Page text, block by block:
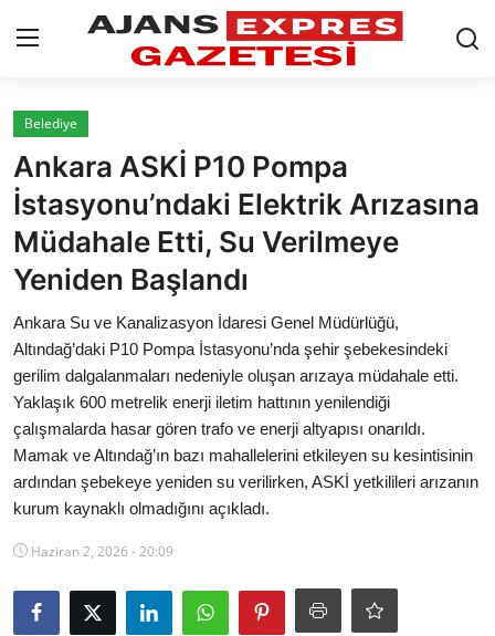
GİRİŞ YAP
AnaSayfa
Eskişehir Siyaset
Siyaset
Türkiye Gündemi
Yerel
Siber Güvenlik
Eğitim
Özel Haber
Belediye
Ankara ASKİ P10 Pompa
İstasyonu’ndaki Elektrik Arızasına
Müdahale Etti, Su Verilmeye
Yeniden Başlandı
Ankara Su ve Kanalizasyon İdaresi Genel Müdürlüğü,
Altındağ’daki P10 Pompa İstasyonu’nda şehir şebekesindeki
gerilim dalgalanmaları nedeniyle oluşan arızaya müdahale etti.
Yaklaşık 600 metrelik enerji iletim hattının yenilendiği
çalışmalarda hasar gören trafo ve enerji altyapısı onarıldı.
Mamak ve Altındağ’ın bazı mahallelerini etkileyen su kesintisinin
ardından şebekeye yeniden su verilirken, ASKİ yetkilileri arızanın
kurum kaynaklı olmadığını açıkladı.
Haziran 2, 2026 - 20:09